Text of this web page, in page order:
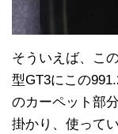
そういえば、こ
型GT3にこの
のカーペット部
掛かり、使って